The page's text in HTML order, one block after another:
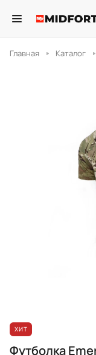
Главная Каталог
ХИТ
Футболка